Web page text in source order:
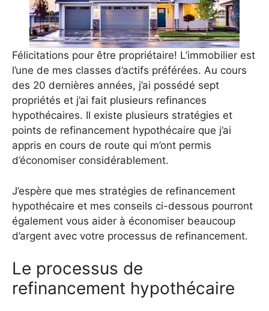
Félicitations pour être propriétaire! L’immobilier est
l’une de mes classes d’actifs préférées. Au cours
des 20 dernières années, j’ai possédé sept
propriétés et j’ai fait plusieurs refinances
hypothécaires. Il existe plusieurs stratégies et
points de refinancement hypothécaire que j’ai
appris en cours de route qui m’ont permis
d’économiser considérablement.
J’espère que mes stratégies de refinancement
hypothécaire et mes conseils ci-dessous pourront
également vous aider à économiser beaucoup
d’argent avec votre processus de refinancement.
Le processus de
refinancement hypothécaire